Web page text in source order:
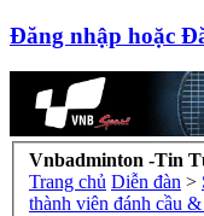
Đăng nhập hoặc
Vnbadminton -Tin
Trang chủ Diễn đàn >
thành viên đánh cầu